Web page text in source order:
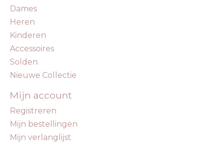
Dames
Heren
Kinderen
Accessoires
Solden
Nieuwe Collectie
Mijn account
Registreren
Mijn bestellingen
Mijn verlanglijst